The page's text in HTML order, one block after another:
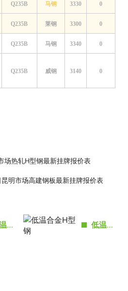
Q235B 马钢 3330 0
Q235B 莱钢 3300 0
Q235B 马钢 3340 0
Q235B 威钢 3140 0
场热轧H型钢最新挂牌报价表
明市场高建钢板最新挂牌报价表
低温合金角钢 低温合金H型钢